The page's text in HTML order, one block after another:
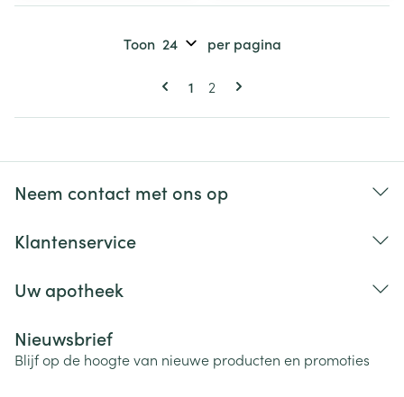
Pagina's
U lees momenteel pagina
1 Pagina
2
Toon per pagina
Neem contact met ons op
Klantenservice
Uw apotheek
Nieuwsbrief
Blijf op de hoogte van nieuwe producten en promoties